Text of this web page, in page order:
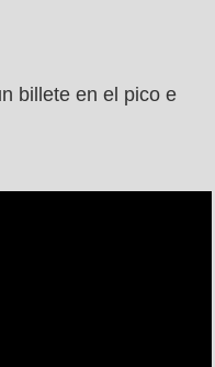
billete en el pico e